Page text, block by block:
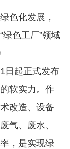
色化发展，
色工厂”领域
日起正式发布
软实力。作
改造、设备
气、废水、
，是实现绿